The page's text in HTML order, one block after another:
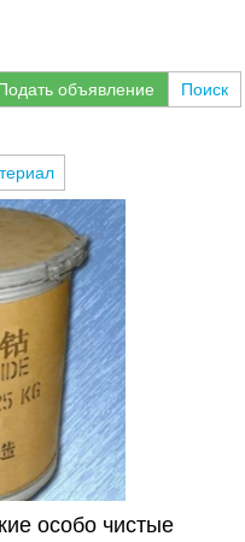
объявление
Поиск
особо чистые